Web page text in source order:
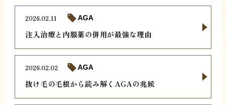
注入治療と内服薬の併用が最強な理由
2026.02.11 AGA
抜け毛の毛根から読み解くAGAの兆候
2026.02.02 AGA